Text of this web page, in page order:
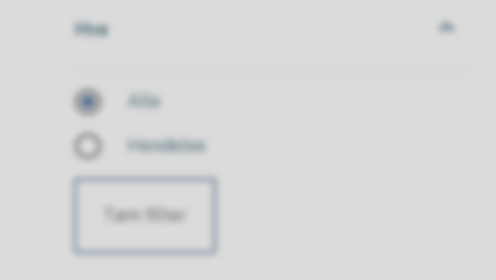
Hva
Alle
Hendelse
Tøm filter